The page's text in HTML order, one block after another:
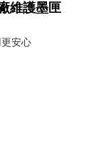
維護墨匣
安心